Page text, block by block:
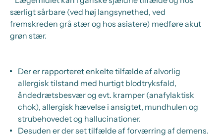
særligt sårbare (ved høj langsynethed, ved
fremskreden grå stær og hos asiatere) medføre akut
grøn stær.
Der er rapporteret enkelte tilfælde af alvorlig
allergisk tilstand med hurtigt blodtryksfald,
åndedrætsbesvær og evt. kramper (anafylaktisk
chok), allergisk hævelse i ansigtet, mundhulen og
strubehovedet og hallucinationer.
Desuden er der set tilfælde af forværring af demens.